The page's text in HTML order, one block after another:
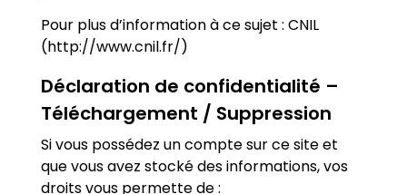
Pour plus d’information à ce sujet : CNIL
(http://www.cnil.fr/)
Déclaration de confidentialité –
Téléchargement / Suppression
Si vous possédez un compte sur ce site et
que vous avez stocké des informations, vos
droits vous permette de :